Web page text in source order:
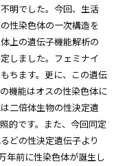
明でした。今回、生活
性染色体の一次構造を
上の遺伝子機能解析の
しました。フェミナイ
ちます。更に、この遺伝
機能はオスの性染色体に
二倍体生物の性決定遺
的です。また、今回同定
どの性決定遺伝子より
年前に性染色体が誕生し